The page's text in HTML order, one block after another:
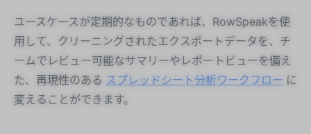
ユースケースが定期的なものであれば、RowSpeakを使
用して、クリーニングされたエクスポートデータを、チ
ームでレビュー可能なサマリーやレポートビューを備え
た、再現性のある スプレッドシート分析ワークフロー に
変えることができます。